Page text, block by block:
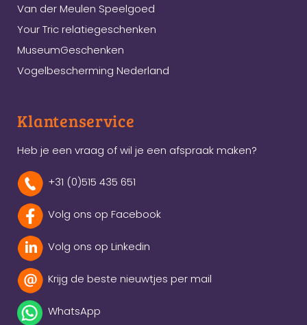
Van der Meulen Speelgoed
Your Tric relatiegeschenken
MuseumGeschenken
Vogelbescherming Nederland
Klantenservice
Heb je een vraag of wil je een afspraak maken?
+31 (0)515 435 651
Volg ons op Facebook
Volg ons op Linkedin
Krijg de beste nieuwtjes per mail
WhatsApp